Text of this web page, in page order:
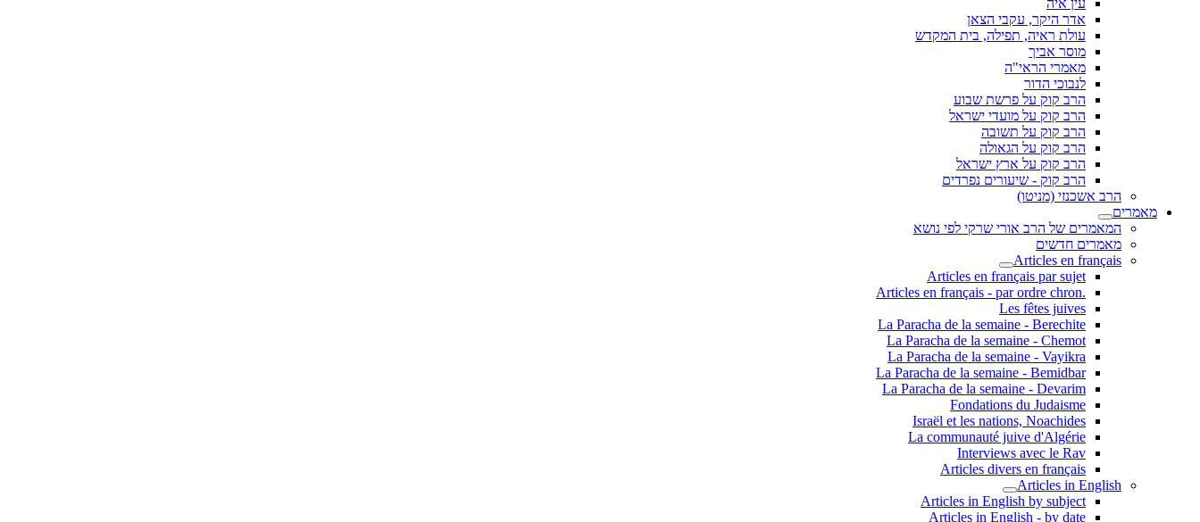
עין איה
אדר היקר, עקבי הצאן
עולת ראיה, תפילה, בית המקדש
מוסר אביך
מאמרי הראי"ה
לנבוכי הדור
הרב קוק על פרשת שבוע
הרב קוק על מועדי ישראל
הרב קוק על תשובה
הרב קוק על הגאולה
הרב קוק על ארץ ישראל
הרב קוק - שיעורים נפרדים
הרב אשכנזי (מניטו)
מאמרים
המאמרים של הרב אורי שרקי לפי נושא
מאמרים חדשים
Articles en français
Articles en français par sujet
.Articles en français - par ordre chron
Les fêtes juives
La Paracha de la semaine - Berechite
La Paracha de la semaine - Chemot
La Paracha de la semaine - Vayikra
La Paracha de la semaine - Bemidbar
La Paracha de la semaine - Devarim
Fondations du Judaisme
Israël et les nations, Noachides
La communauté juive d'Algérie
Interviews avec le Rav
Articles divers en français
Articles in English
Articles in English by subject
Articles in English - by date